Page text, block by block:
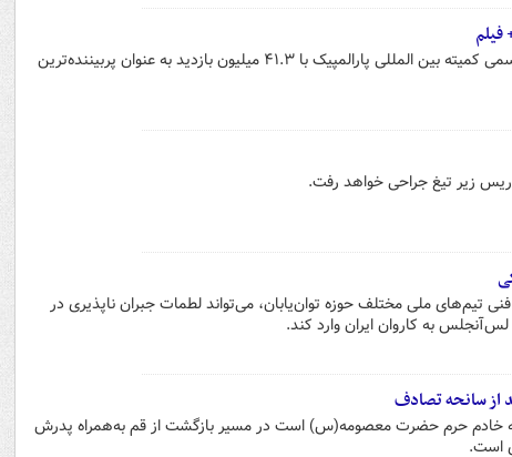
فیلم منتشر شده از مرتضی مهرزاد در صفحه رسمی کمیته بین المللی پارالمپیک با ۴۱.۳ میلیون بازدید به عنوان پربیننده‌ترین
تیم‌های ملی مختلف حوزه توان‌یابان، می‌تواند لطمات جبران ناپذیری در
از سانحه تصادف
که خادم حرم حضرت معصومه(س) است در مسیر بازگشت از قم به‌همراه پدرش
است.